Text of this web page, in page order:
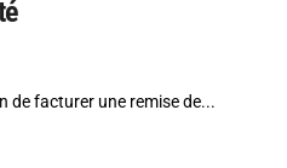
de facturer une remise de...